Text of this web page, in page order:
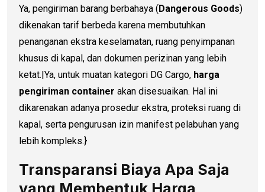
Ya, pengiriman barang berbahaya ( Dangerous Goods)
dikenakan tarif berbeda karena membutuhkan
penanganan ekstra keselamatan, ruang penyimpanan
khusus di kapal, dan dokumen perizinan yang lebih
ketat.|Ya, untuk muatan kategori DG Cargo, harga
pengiriman container akan disesuaikan. Hal ini
dikarenakan adanya prosedur ekstra, proteksi ruang di
kapal, serta pengurusan izin manifest pelabuhan yang
lebih kompleks.}
Transparansi Biaya Apa Saja